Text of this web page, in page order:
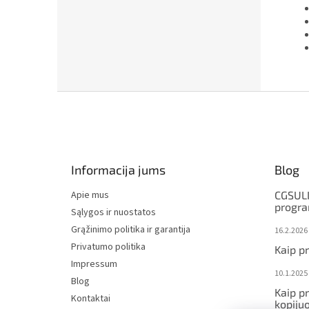
Informacija jums
Apie mus
Sąlygos ir nuostatos
Grąžinimo politika ir garantija
Privatumo politika
Impressum
Blog
Kontaktai
Blog
16.2.2026
Kaip
10.1.2025
Kaip